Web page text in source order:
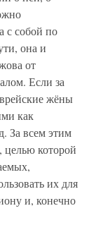
с собой по
она и
от
Если за
жёны
как
За всем этим
целью которой
их для
и, конечно